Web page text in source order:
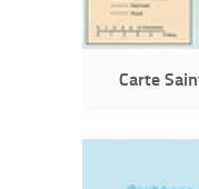
Carte